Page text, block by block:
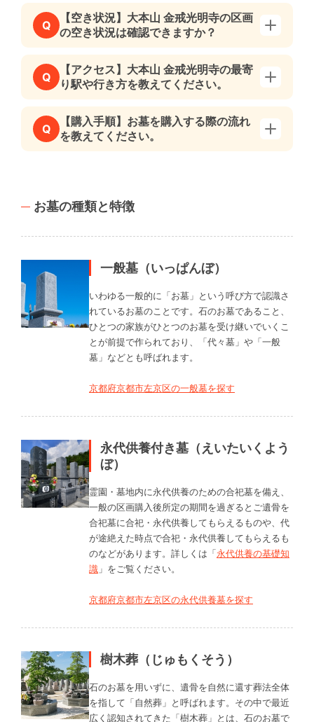
Q
【空き状況】大本山 金戒光明寺の区画
の空き状況は確認できますか？
Q
【アクセス】大本山 金戒光明寺の最寄
り駅や行き方を教えてください。
Q
【購入手順】お墓を購入する際の流れ
を教えてください。
お墓の種類と特徴
一般墓（いっぱんぼ）
いわゆる一般的に「お墓」という呼び方で認識さ
れているお墓のことです。石のお墓であること、
ひとつの家族がひとつのお墓を受け継いでいくこ
とが前提で作られており、「代々墓」や「一般
墓」などとも呼ばれます。
京都府京都市左京区の一般墓を探す
永代供養付き墓（えいたいくよう
ぼ）
霊園・墓地内に永代供養のための合祀墓を備え、
一般の区画購入後所定の期間を過ぎるとご遺骨を
合祀墓に合祀・永代供養してもらえるものや、代
が途絶えた時点で合祀・永代供養してもらえるも
のなどがあります。詳しくは「永代供養の基礎知
識 」をご覧ください。
京都府京都市左京区の永代供養墓を探す
樹木葬（じゅもくそう）
石のお墓を用いずに、遺骨を自然に還す葬法全体
を指して「自然葬」と呼ばれます。その中で最近
広く認知されてきた「樹木葬」とは、石のお墓で